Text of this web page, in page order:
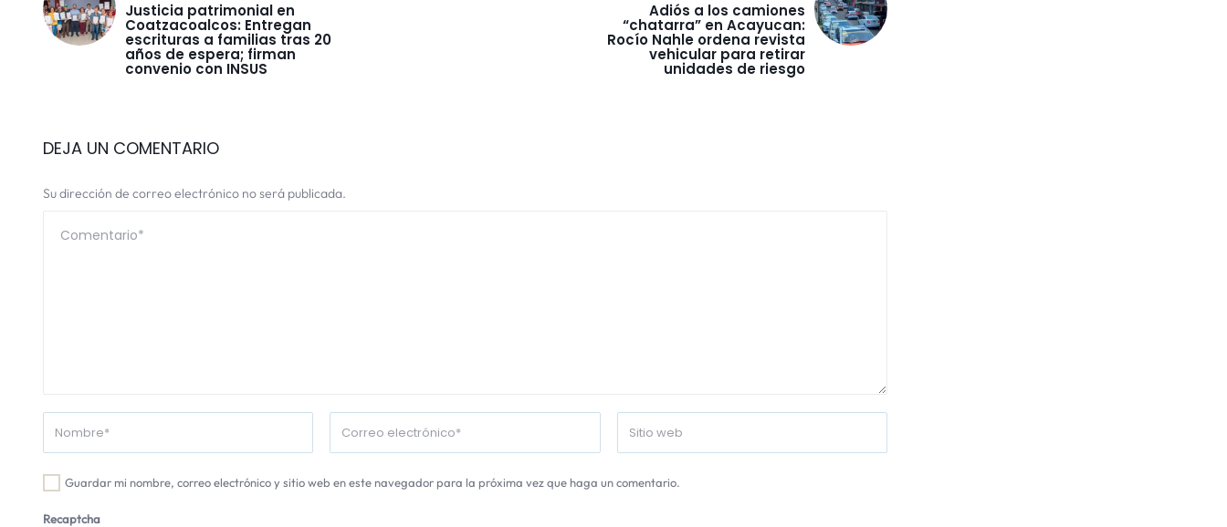
Justicia patrimonial en
Coatzacoalcos: Entregan
escrituras a familias tras 20
años de espera; firman
convenio con INSUS
Adiós a los camiones
“chatarra” en Acayucan:
Rocío Nahle ordena revista
vehicular para retirar
unidades de riesgo
DEJA UN COMENTARIO
Su dirección de correo electrónico no será publicada.
Guardar mi nombre, correo electrónico y sitio web en este navegador para la próxima vez que haga un comentario.
Recaptcha